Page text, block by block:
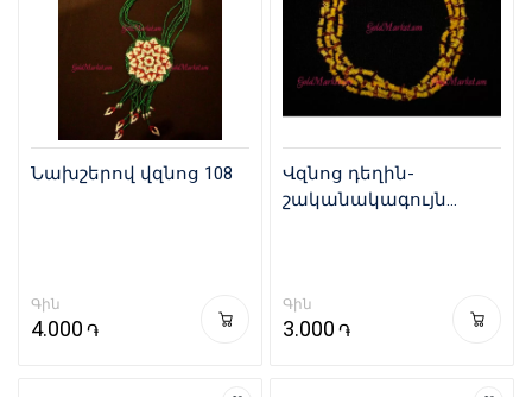
Նախշերով վզնոց 108
Գին
4.000 ֏
Վզնոց դեղին-
շականակագույն
Գին
3.000 ֏